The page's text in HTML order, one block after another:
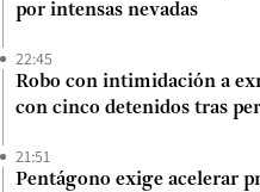
por intensas nevadas
22:45
Robo con intimidación a
con cinco detenidos tras
21:51
Pentágono exige acelerar